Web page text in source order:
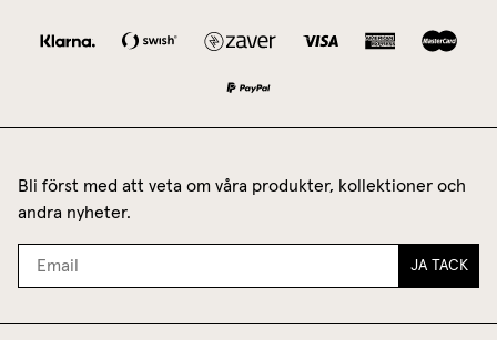
Bli först med att veta om våra produkter, kollektioner och
andra nyheter.
JA TACK